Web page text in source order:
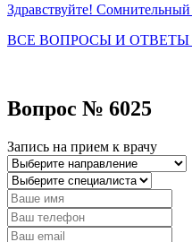
Здравствуйте! Сомнительный
ВСЕ ВОПРОСЫ И ОТВЕТЫ
Вопрос № 6025
Запись на прием к врачу